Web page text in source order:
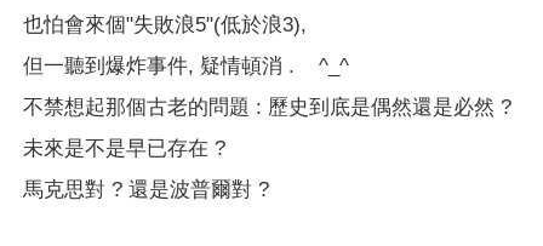
也怕會來個"失敗浪5"(低於浪3),
但一聽到爆炸事件, 疑情頓消 . ^_^
不禁想起那個古老的問題 : 歷史到底是偶然還是必然 ?
未來是不是早已存在 ?
馬克思對 ? 還是波普爾對 ?